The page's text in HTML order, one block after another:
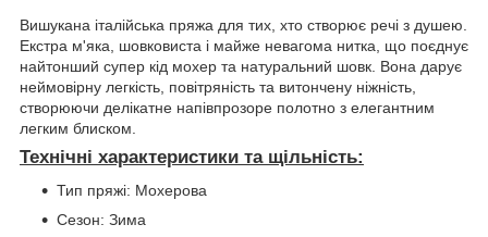
Вишукана італійська пряжа для тих, хто створює речі з душею.
Екстра м'яка, шовковиста і майже невагома нитка, що поєднує
найтонший супер кід мохер та натуральний шовк. Вона дарує
неймовірну легкість, повітряність та витончену ніжність,
створюючи делікатне напівпрозоре полотно з елегантним
легким блиском.
Технічні характеристики та щільність:
Тип пряжі: Мохерова
Сезон: Зима